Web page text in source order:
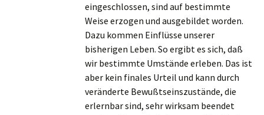
eingeschlossen, sind auf bestimmte
Weise erzogen und ausgebildet worden.
Dazu kommen Einflüsse unserer
bisherigen Leben. So ergibt es sich, daß
wir bestimmte Umstände erleben. Das ist
aber kein finales Urteil und kann durch
veränderte Bewußtseinszustände, die
erlernbar sind, sehr wirksam beendet